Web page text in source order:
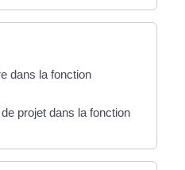
dans la fonction
projet dans la fonction